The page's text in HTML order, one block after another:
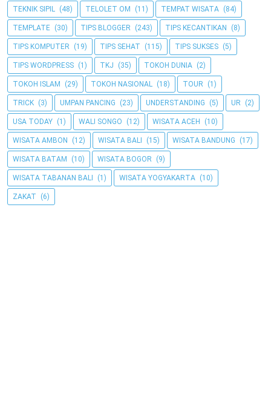
TEKNIK SIPIL (48) TELOLET OM (11) TEMPAT WISATA (84)
TEMPLATE (30) TIPS BLOGGER (243) TIPS KECANTIKAN (8)
TIPS KOMPUTER (19) TIPS SEHAT (115) TIPS SUKSES (5)
TIPS WORDPRESS (1) TKJ (35) TOKOH DUNIA (2)
TOKOH ISLAM (29) TOKOH NASIONAL (18) TOUR (1)
TRICK (3) UMPAN PANCING (23) UNDERSTANDING (5) UR (2)
USA TODAY (1) WALI SONGO (12) WISATA ACEH (10)
WISATA AMBON (12) WISATA BALI (15) WISATA BANDUNG (17)
WISATA BATAM (10) WISATA BOGOR (9)
WISATA TABANAN BALI (1) WISATA YOGYAKARTA (10)
ZAKAT (6)